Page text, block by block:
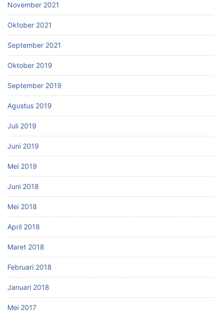
November 2021
Oktober 2021
September 2021
Oktober 2019
September 2019
Agustus 2019
Juli 2019
Juni 2019
Mei 2019
Juni 2018
Mei 2018
April 2018
Maret 2018
Februari 2018
Januari 2018
Mei 2017